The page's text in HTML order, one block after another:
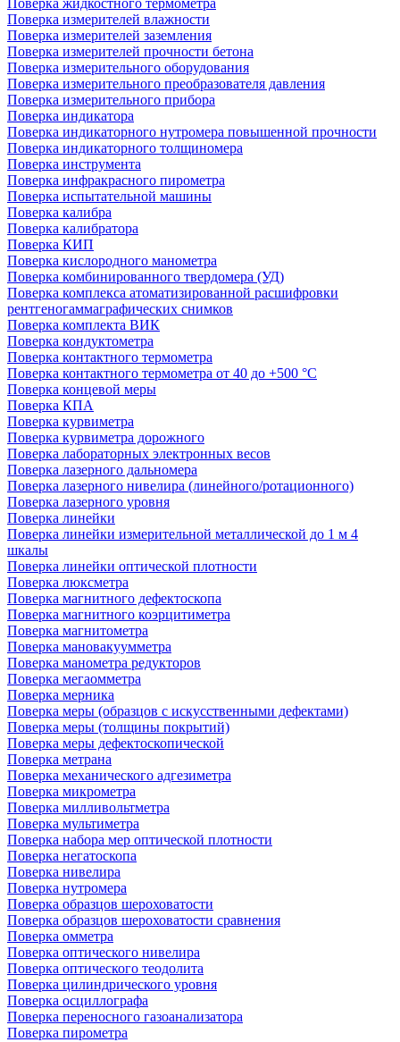
Поверка жидкостного термометра
Поверка измерителей влажности
Поверка измерителей заземления
Поверка измерителей прочности бетона
Поверка измерительного оборудования
Поверка измерительного преобразователя давления
Поверка измерительного прибора
Поверка индикатора
Поверка индикаторного нутромера повышенной прочности
Поверка индикаторного толщиномера
Поверка инструмента
Поверка инфракрасного пирометра
Поверка испытательной машины
Поверка калибра
Поверка калибратора
Поверка КИП
Поверка кислородного манометра
Поверка комбинированного твердомера (УД)
Поверка комплекса атоматизированной расшифровки
рентгеногаммаграфических снимков
Поверка комплекта ВИК
Поверка кондуктометра
Поверка контактного термометра
Поверка контактного термометра от 40 до +500 °С
Поверка концевой меры
Поверка КПА
Поверка курвиметра
Поверка курвиметра дорожного
Поверка лабораторных электронных весов
Поверка лазерного дальномера
Поверка лазерного нивелира (линейного/ротационного)
Поверка лазерного уровня
Поверка линейки
Поверка линейки измерительной металлической до 1 м 4
шкалы
Поверка линейки оптической плотности
Поверка люксметра
Поверка магнитного дефектоскопа
Поверка магнитного коэрцитиметра
Поверка магнитометра
Поверка мановакуумметра
Поверка манометра редукторов
Поверка мегаомметра
Поверка мерника
Поверка меры (образцов с искусственными дефектами)
Поверка меры (толщины покрытий)
Поверка меры дефектоскопической
Поверка метрана
Поверка механического адгезиметра
Поверка микрометра
Поверка милливольтметра
Поверка мультиметра
Поверка набора мер оптической плотности
Поверка негатоскопа
Поверка нивелира
Поверка нутромера
Поверка образцов шероховатости
Поверка образцов шероховатости сравнения
Поверка омметра
Поверка оптического нивелира
Поверка оптического теодолита
Поверка цилиндрического уровня
Поверка осциллографа
Поверка переносного газоанализатора
Поверка пирометра